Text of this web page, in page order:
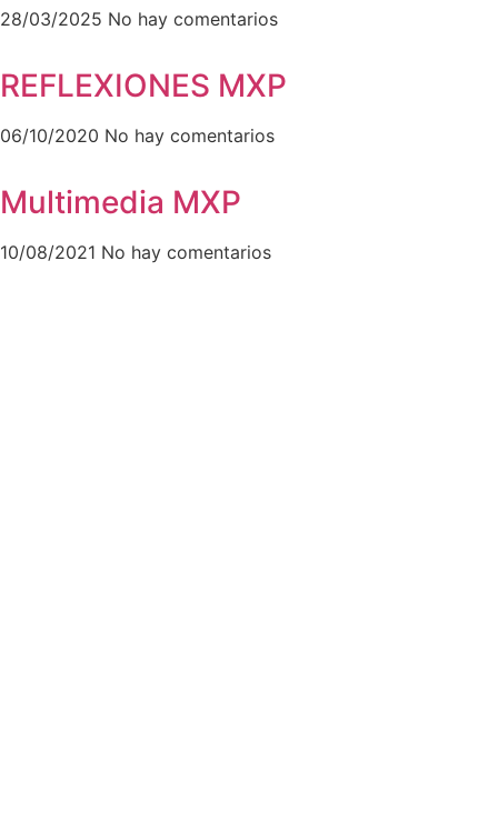
28/03/2025 No hay comentarios
REFLEXIONES MXP
06/10/2020 No hay comentarios
Multimedia MXP
10/08/2021 No hay comentarios